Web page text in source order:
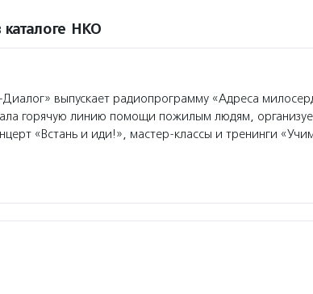
НКО
выпускает радиопрограмму «Адреса
горячую линию помощи пожилым людям,
«Встань и иди!», мастер-классы и тренинги